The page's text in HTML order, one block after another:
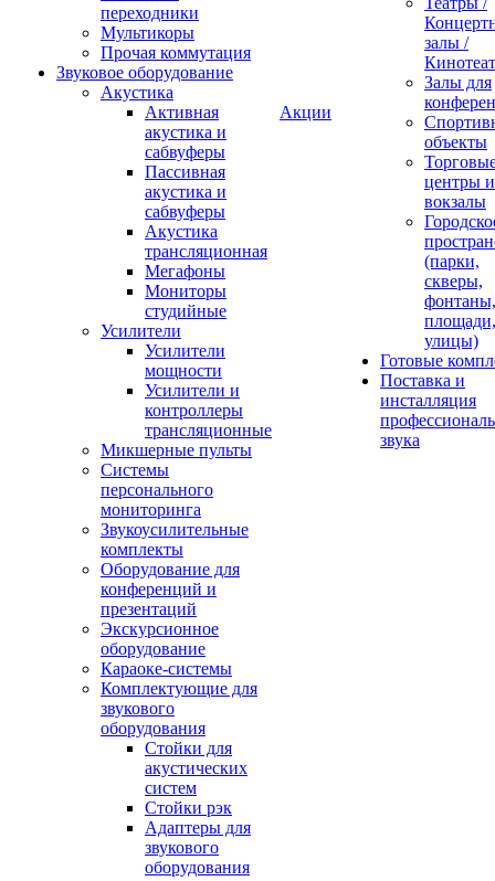
переходники
Мультикоры
Прочая коммутация
Звуковое оборудование
Акустика
Активная
акустика и
сабвуферы
Пассивная
акустика и
сабвуферы
Акустика
трансляционная
Мегафоны
Мониторы
студийные
Усилители
Усилители
мощности
Усилители и
контроллеры
трансляционные
Микшерные пульты
Системы
персонального
мониторинга
Звукоусилительные
комплекты
Оборудование для
конференций и
презентаций
Экскурсионное
оборудование
Караоке-системы
Комплектующие для
звукового
оборудования
Стойки для
акустических
систем
Стойки рэк
Адаптеры для
звукового
оборудования
Акции
залы /
Залы для
объекты
центры и
вокзалы
(парки,
скверы,
фонтаны,
площади,
улицы)
Готовые
Поставка и
инсталляция
звука